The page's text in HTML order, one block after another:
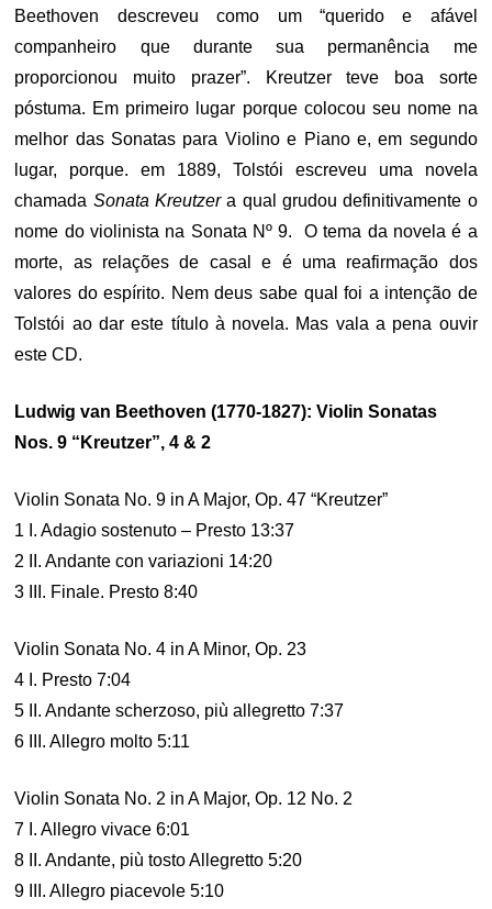
Beethoven descreveu como um “querido e afável
companheiro que durante sua permanência me
proporcionou muito prazer”. Kreutzer teve boa sorte
póstuma. Em primeiro lugar porque colocou seu nome na
melhor das Sonatas para Violino e Piano e, em segundo
lugar, porque. em 1889, Tolstói escreveu uma novela
chamada Sonata Kreutzera qual grudou definitivamente o
nome do violinista na Sonata Nº 9. O tema da novela é a
morte, as relações de casal e é uma reafirmação dos
valores do espírito. Nem deus sabe qual foi a intenção de
Tolstói ao dar este título à novela. Mas vala a pena ouvir
este CD.
Ludwig van Beethoven (1770-1827): Violin Sonatas
Nos. 9 “Kreutzer”, 4 & 2
Violin Sonata No. 9 in A Major, Op. 47 “Kreutzer”
1 I. Adagio sostenuto – Presto 13:37
2 II. Andante con variazioni 14:20
3 III. Finale. Presto 8:40
Violin Sonata No. 4 in A Minor, Op. 23
4 I. Presto 7:04
5 II. Andante scherzoso, più allegretto 7:37
6 III. Allegro molto 5:11
Violin Sonata No. 2 in A Major, Op. 12 No. 2
7 I. Allegro vivace 6:01
8 II. Andante, più tosto Allegretto 5:20
9 III. Allegro piacevole 5:10